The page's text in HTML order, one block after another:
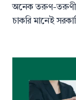
অনেক তরুণ-তরুণীর
চাকরি মানেই